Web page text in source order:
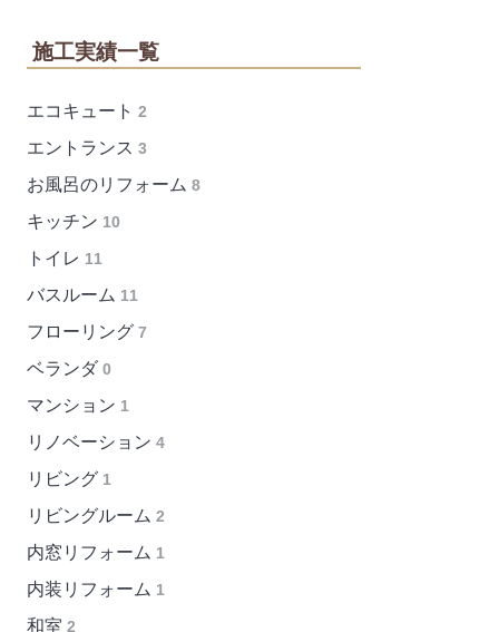
施工実績一覧
エコキュート 2
エントランス 3
お風呂のリフォーム 8
キッチン 10
トイレ 11
バスルーム 11
フローリング 7
ベランダ 0
マンション 1
リノベーション 4
リビング 1
リビングルーム 2
内窓リフォーム 1
内装リフォーム 1
和室 2